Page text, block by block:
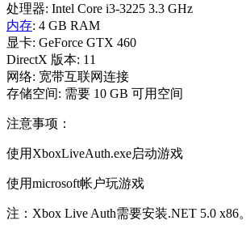
处理器: Intel Core i3-3225 3.3 GHz
内存: 4 GB RAM
显卡: GeForce GTX 460
DirectX 版本: 11
网络: 宽带互联网连接
存储空间: 需要 10 GB 可用空间
注意事项：
使用XboxLiveAuth.exe启动游戏
使用microsoft帐户玩游戏
注：Xbox Live Auth需要安装.NET 5.0 x86。